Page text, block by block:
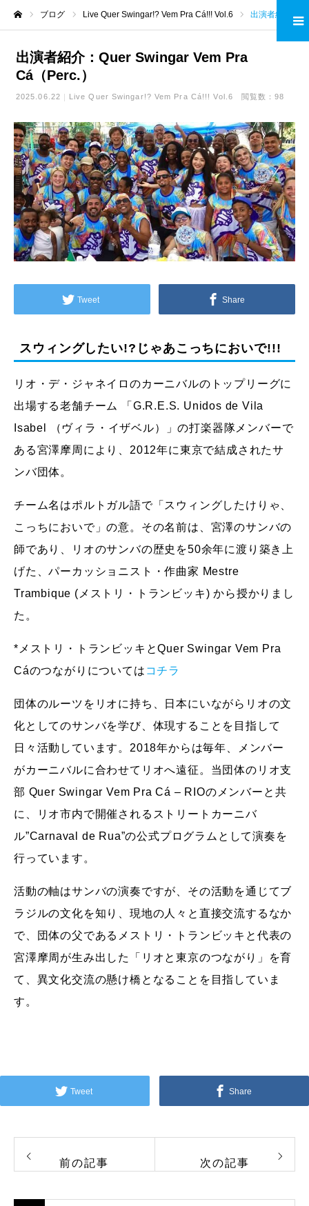
ブログ Live Quer Swingar!? Vem Pra Cá!!! Vol.6 出演者紹介：Quer Swingar Vem Pra Cá（Perc.）
出演者紹介：Quer Swingar Vem Pra
Cá（Perc.）
2025.06.22 Live Quer Swingar!? Vem Pra Cá!!! Vol.6 閲覧数：98
Tweet Share
スウィングしたい!?じゃあこっちにおいで!!!
リオ・デ・ジャネイロのカーニバルのトップリーグに
出場する老舗チーム 「G.R.E.S. Unidos de Vila
Isabel （ヴィラ・イザベル）」の打楽器隊メンバーで
ある宮澤摩周により、2012年に東京で結成されたサ
ンバ団体。
チーム名はポルトガル語で「スウィングしたけりゃ、
こっちにおいで」の意。その名前は、宮澤のサンバの
師であり、リオのサンバの歴史を50余年に渡り築き上
げた、パーカッショニスト・作曲家 Mestre
Trambique (メストリ・トランビッキ) から授かりまし
た。
*メストリ・トランビッキとQuer Swingar Vem Pra
Cáのつながりについては コチラ
団体のルーツをリオに持ち、日本にいながらリオの文
化としてのサンバを学び、体現することを目指して
日々活動しています。2018年からは毎年、メンバー
がカーニバルに合わせてリオへ遠征。当団体のリオ支
部 Quer Swingar Vem Pra Cá – RIOのメンバーと共
に、リオ市内で開催されるストリートカーニバ
ル”Carnaval de Rua”の公式プログラムとして演奏を
行っています。
活動の軸はサンバの演奏ですが、その活動を通じてブ
ラジルの文化を知り、現地の人々と直接交流するなか
で、団体の父であるメストリ・トランビッキと代表の
宮澤摩周が生み出した「リオと東京のつながり」を育
て、異文化交流の懸け橋となることを目指していま
す。
Tweet Share
前の記事 次の記事